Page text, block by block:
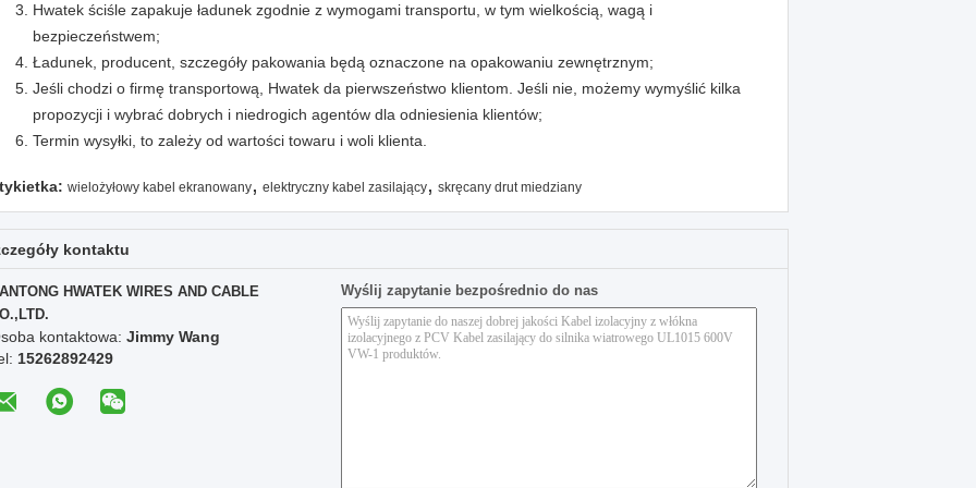
Hwatek ściśle zapakuje ładunek zgodnie z wymogami transportu, w tym wielkością, wagą i
bezpieczeństwem;
Ładunek, producent, szczegóły pakowania będą oznaczone na opakowaniu zewnętrznym;
Jeśli chodzi o firmę transportową, Hwatek da pierwszeństwo klientom. Jeśli nie, możemy wymyślić kilka
propozycji i wybrać dobrych i niedrogich agentów dla odniesienia klientów;
Termin wysyłki, to zależy od wartości towaru i woli klienta.
wielożyłowy kabel ekranowany, elektryczny kabel zasilający, skręcany drut miedziany
kontaktu
HWATEK WIRES AND CABLE
kontaktowa: Jimmy Wang
15262892429
Wyślij zapytanie bezpośrednio do nas